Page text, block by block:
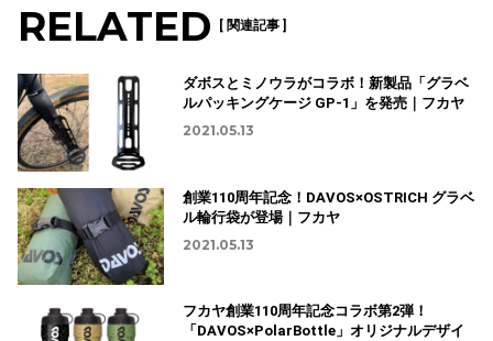
RELATED [ 関連記事 ]
ダボスとミノウラがコラボ！新製品「グラベ
ルパッキングケージ GP-1」を発売｜フカヤ
2021.05.13
創業110周年記念！DAVOS×OSTRICH グラベ
ル輪行袋が登場｜フカヤ
2021.05.13
フカヤ創業110周年記念コラボ第2弾！
「DAVOS×PolarBottle」オリジナルデザイ